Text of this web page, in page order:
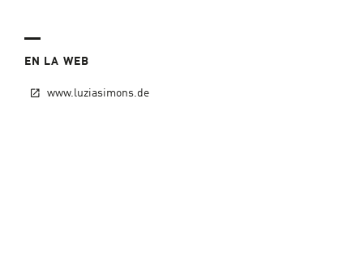
EN LA WEB
www.luziasimons.de